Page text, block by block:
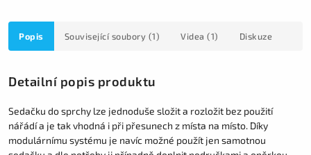
Popis Související soubory (1) Videa (1) Diskuze
Detailní popis produktu
Sedačku do sprchy lze jednoduše složit a rozložit bez použití
nářádí a je tak vhodná i při přesunech z místa na místo. Díky
modulárnímu systému je navíc možné použít jen samotnou